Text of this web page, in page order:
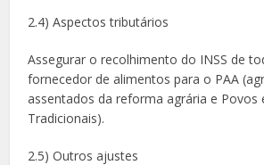
2.4) Aspectos tributários
Assegurar o recolhimento do INSS de
fornecedor de alimentos para o PAA
assentados da reforma agrária e Povos
Tradicionais).
2.5) Outros ajustes